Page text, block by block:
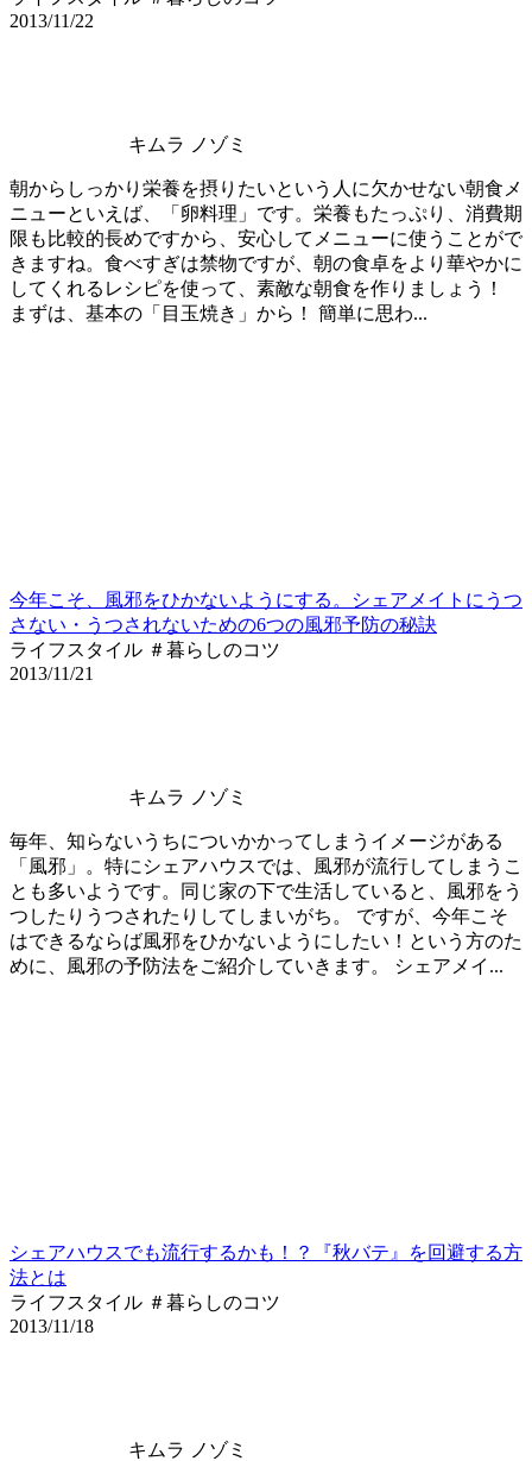
2013/11/22
キムラ ノゾミ
朝からしっかり栄養を摂りたいという人に欠かせない朝食メ
ニューといえば、「卵料理」です。栄養もたっぷり、消費期
限も比較的長めですから、安心してメニューに使うことがで
きますね。食べすぎは禁物ですが、朝の食卓をより華やかに
してくれるレシピを使って、素敵な朝食を作りましょう！
まずは、基本の「目玉焼き」から！ 簡単に思わ...
今年こそ、風邪をひかないようにする。シェアメイトにうつ
さない・うつされないための6つの風邪予防の秘訣
ライフスタイル ＃暮らしのコツ
2013/11/21
キムラ ノゾミ
毎年、知らないうちについかかってしまうイメージがある
「風邪」。特にシェアハウスでは、風邪が流行してしまうこ
とも多いようです。同じ家の下で生活していると、風邪をう
つしたりうつされたりしてしまいがち。 ですが、今年こそ
はできるならば風邪をひかないようにしたい！という方のた
めに、風邪の予防法をご紹介していきます。 シェアメイ...
シェアハウスでも流行するかも！？『秋バテ』を回避する方
法とは
ライフスタイル ＃暮らしのコツ
2013/11/18
キムラ ノゾミ